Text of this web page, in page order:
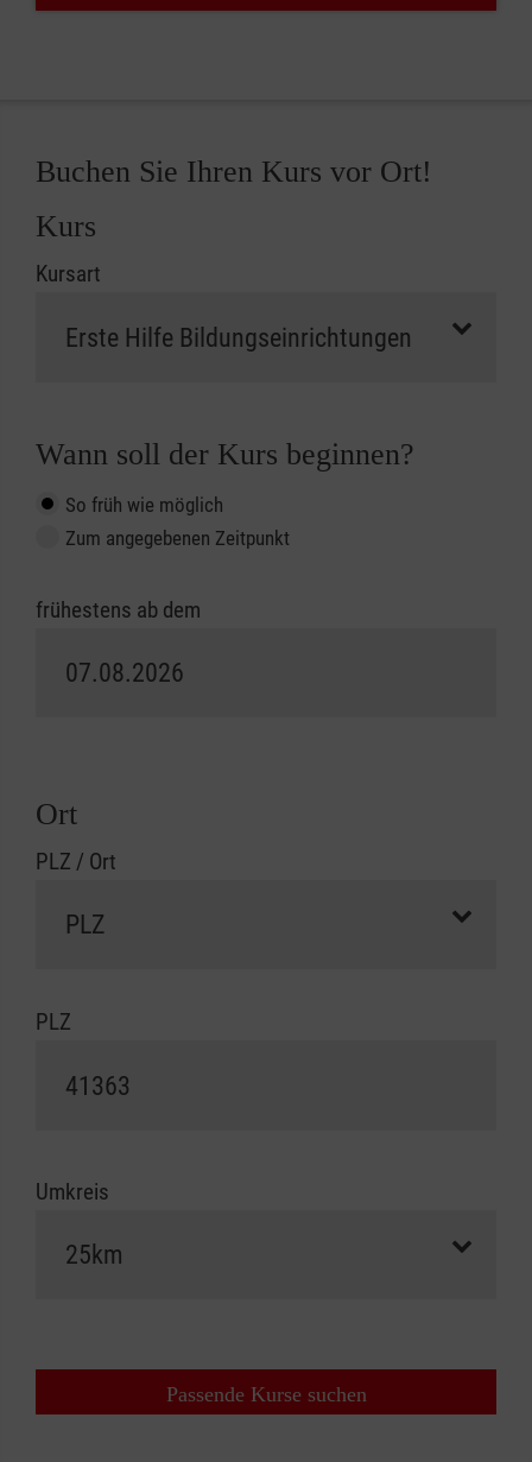
Buchen Sie Ihren Kurs vor Ort!
Kurs
Kursart
Wann soll der Kurs beginnen?
So früh wie möglich
Zum angegebenen Zeitpunkt
frühestens ab dem
Ort
PLZ / Ort
PLZ
Umkreis
Passende Kurse suchen